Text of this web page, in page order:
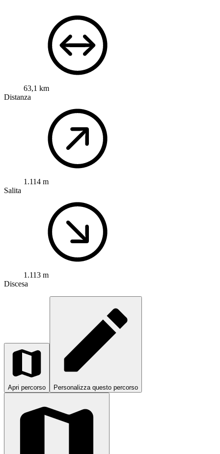
63,1 km
Distanza
1.114 m
Salita
1.113 m
Discesa
Apri percorso Personalizza questo percorso